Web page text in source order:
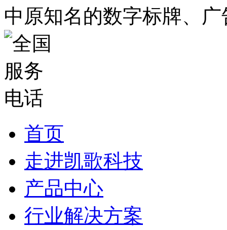
中原知名的数字标牌、
首页
走进凯歌科技
产品中心
行业解决方案